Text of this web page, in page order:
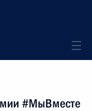
#МыВместе